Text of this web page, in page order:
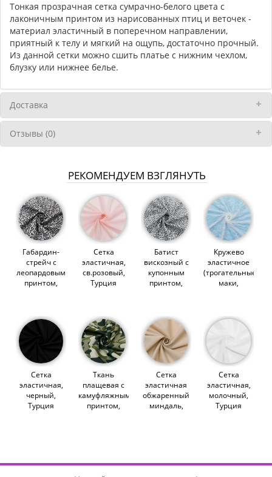
Тонкая прозрачная сетка сумрачно-белого цвета с
лаконичным принтом из нарисованных птиц и веточек -
материал эластичный в поперечном направлении,
приятный к телу и мягкий на ощупь, достаточно прочный.
Из данной сетки можно сшить платье с нижним чехлом,
блузку или нижнее белье.
Доставка
Отзывы (0)
РЕКОМЕНДУЕМ ВЗГЛЯНУТЬ
Габардин-
стрейч с
леопардовым
принтом,
Сетка
эластичная,
св.розовый,
Турция
Батист
вискозный с
купонным
принтом,
Кружево
эластичное
(трогательные
маки,
Сетка
эластичная,
черный,
Турция
Ткань
плащевая с
камуфляжным
принтом,
Сетка
эластичная
обжаренный
миндаль,
Сетка
эластичная,
молочный,
Турция